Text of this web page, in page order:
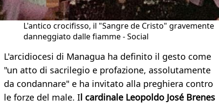
L'antico crocifisso, il "Sangre de Cristo" gravemente
danneggiato dalle fiamme - Social
L'arcidiocesi di Managua ha definito il gesto come
"un atto di sacrilegio e profazione, assolutamente
da condannare" e ha invitato alla preghiera contro
le forze del male. Il cardinale Leopoldo José Brenes